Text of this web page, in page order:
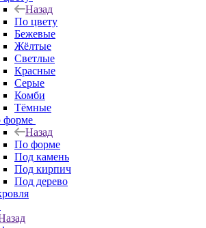
Назад
По цвету
Бежевые
Жёлтые
Светлые
Красные
Серые
Комби
Тёмные
форме
Назад
По форме
Под камень
Под кирпич
Под дерево